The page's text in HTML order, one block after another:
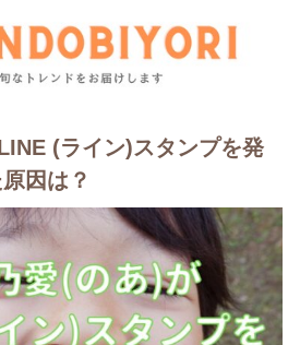
(ライン)スタンプを発
因は？